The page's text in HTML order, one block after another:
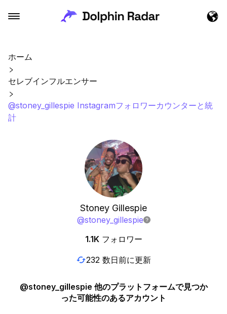
ホーム
セレブインフルエンサー
@stoney_gillespie Instagramフォロワーカウンターと統
計
Stoney Gillespie
@stoney_gillespie
1.1K フォロワー
232 数日前に更新
@stoney_gillespie 他のプラットフォームで見つか
った可能性のあるアカウント